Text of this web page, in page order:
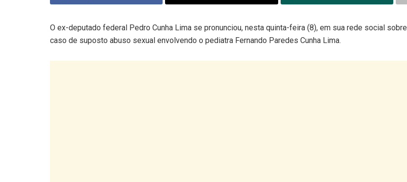
O ex-deputado federal Pedro Cunha Lima se pronunciou, nesta quinta-feira (8), em sua rede social sobre
caso de suposto abuso sexual envolvendo o pediatra Fernando Paredes Cunha Lima.